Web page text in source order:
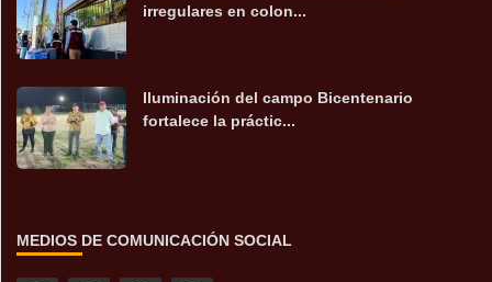
irregulares en colon...
Iluminación del campo Bicentenario
fortalece la práctic...
MEDIOS DE COMUNICACIÓN SOCIAL